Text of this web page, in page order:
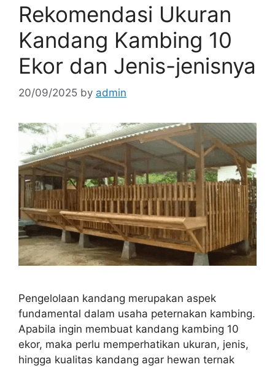
Rekomendasi Ukuran
Kandang Kambing 10
Ekor dan Jenis-jenisnya
20/09/2025 by admin
Pengelolaan kandang merupakan aspek
fundamental dalam usaha peternakan kambing.
Apabila ingin membuat kandang kambing 10
ekor, maka perlu memperhatikan ukuran, jenis,
hingga kualitas kandang agar hewan ternak